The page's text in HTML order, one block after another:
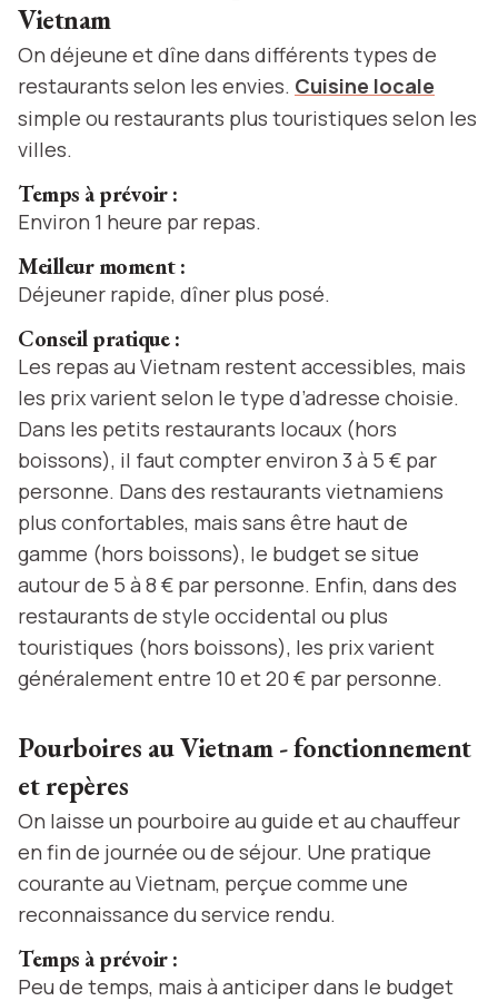
Vietnam
On déjeune et dîne dans différents types de
restaurants selon les envies. Cuisine locale
simple ou restaurants plus touristiques selon les
villes.
Temps à prévoir :
Environ 1 heure par repas.
Meilleur moment :
Déjeuner rapide, dîner plus posé.
Conseil pratique :
Les repas au Vietnam restent accessibles, mais
les prix varient selon le type d’adresse choisie.
Dans les petits restaurants locaux (hors
boissons), il faut compter environ 3 à 5 € par
personne. Dans des restaurants vietnamiens
plus confortables, mais sans être haut de
gamme (hors boissons), le budget se situe
autour de 5 à 8 € par personne. Enfin, dans des
restaurants de style occidental ou plus
touristiques (hors boissons), les prix varient
généralement entre 10 et 20 € par personne.
Pourboires au Vietnam - fonctionnement
et repères
On laisse un pourboire au guide et au chauffeur
en fin de journée ou de séjour. Une pratique
courante au Vietnam, perçue comme une
reconnaissance du service rendu.
Temps à prévoir :
Peu de temps, mais à anticiper dans le budget